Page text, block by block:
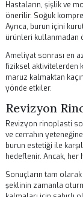
Hastaların iyileşme
Genellikle,
de, nihai sonuçlar
doktorunuzla
Ameliyat
Gerekenler
Revizyon rinoplasti
sahiptir. İlk
olmalısınız.
şekilde pansuman
Hastaların, şişlik
önerilir. Soğuk
Ayrıca, burun içini